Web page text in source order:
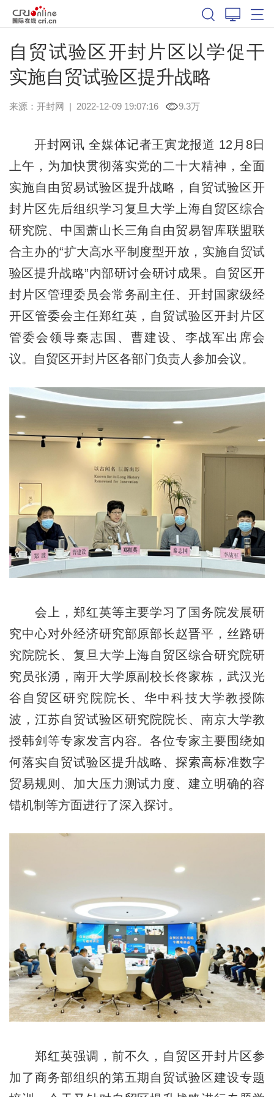
自贸试验区开封片区以学促干
实施自贸试验区提升战略
来源： 开封网 | 2022-12-09 19:07:16 9.3万
开封网讯 全媒体记者王寅龙报道 12月8日
上午，为加快贯彻落实党的二十大精神，全面
实施自由贸易试验区提升战略，自贸试验区开
封片区先后组织学习复旦大学上海自贸区综合
研究院、中国萧山长三角自由贸易智库联盟联
合主办的“扩大高水平制度型开放，实施自贸试
验区提升战略”内部研讨会研讨成果。自贸区开
封片区管理委员会常务副主任、开封国家级经
开区管委会主任郑红英，自贸试验区开封片区
管委会领导秦志国、曹建设、李战军出席会
议。自贸区开封片区各部门负责人参加会议。
会上，郑红英等主要学习了国务院发展研
究中心对外经济研究部原部长赵晋平，丝路研
究院院长、复旦大学上海自贸区综合研究院研
究员张湧，南开大学原副校长佟家栋，武汉光
谷自贸区研究院院长、华中科技大学教授陈
波，江苏自贸试验区研究院院长、南京大学教
授韩剑等专家发言内容。各位专家主要围绕如
何落实自贸试验区提升战略、探索高标准数字
贸易规则、加大压力测试力度、建立明确的容
错机制等方面进行了深入探讨。
郑红英强调，前不久，自贸区开封片区参
加了商务部组织的第五期自贸试验区建设专题